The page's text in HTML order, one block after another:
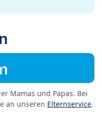
Mamas und Papas. Bei
an unseren Elternservice.